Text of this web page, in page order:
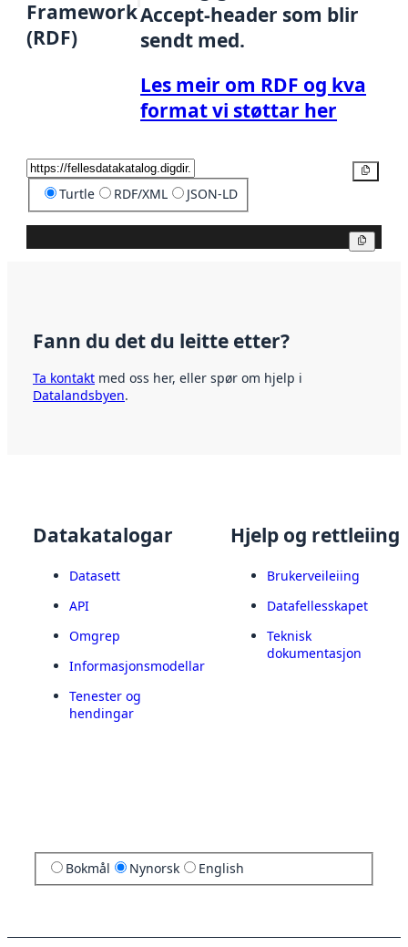
Framework
(RDF)
Accept-header som blir
sendt med.
Les meir om RDF og kva
format vi støttar her
Turtle RDF/XML JSON-LD
Fann du det du leitte etter?
Ta kontakt med oss her, eller spør om hjelp i
Datalandsbyen.
Datakatalogar
Datasett
API
Omgrep
Informasjonsmodellar
Tenester og
hendingar
Hjelp og rettleiing
Brukerveileiing
Datafellesskapet
Teknisk
dokumentasjon
Bokmål Nynorsk English